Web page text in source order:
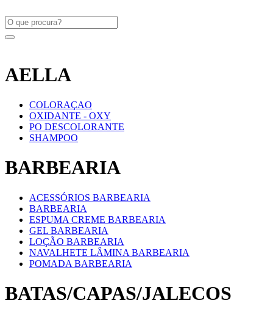
AELLA
COLORAÇAO
OXIDANTE - OXY
PO DESCOLORANTE
SHAMPOO
BARBEARIA
ACESSÓRIOS BARBEARIA
BARBEARIA
ESPUMA CREME BARBEARIA
GEL BARBEARIA
LOÇÃO BARBEARIA
NAVALHETE LÂMINA BARBEARIA
POMADA BARBEARIA
BATAS/CAPAS/JALECOS